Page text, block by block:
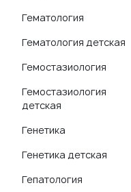
Гематология
Гематология детская
Гемостазиология
Гемостазиология
детская
Генетика
Генетика детская
Гепатология